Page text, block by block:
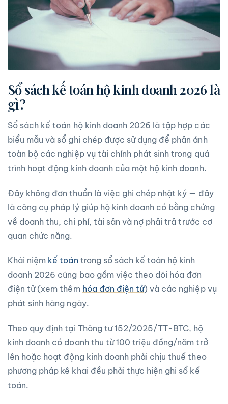
Sổ sách kế toán hộ kinh doanh 2026 là
gì?
Sổ sách kế toán hộ kinh doanh 2026 là tập hợp các
biểu mẫu và sổ ghi chép được sử dụng để phản ánh
toàn bộ các nghiệp vụ tài chính phát sinh trong quá
trình hoạt động kinh doanh của một hộ kinh doanh.
Đây không đơn thuần là việc ghi chép nhật ký — đây
là công cụ pháp lý giúp hộ kinh doanh có bằng chứng
về doanh thu, chi phí, tài sản và nợ phải trả trước cơ
quan chức năng.
Khái niệm kế toán trong sổ sách kế toán hộ kinh
doanh 2026 cũng bao gồm việc theo dõi hóa đơn
điện tử (xem thêm hóa đơn điện tử) và các nghiệp vụ
phát sinh hàng ngày.
Theo quy định tại Thông tư 152/2025/TT-BTC, hộ
kinh doanh có doanh thu từ 100 triệu đồng/năm trở
lên hoặc hoạt động kinh doanh phải chịu thuế theo
phương pháp kê khai đều phải thực hiện ghi sổ kế
toán.